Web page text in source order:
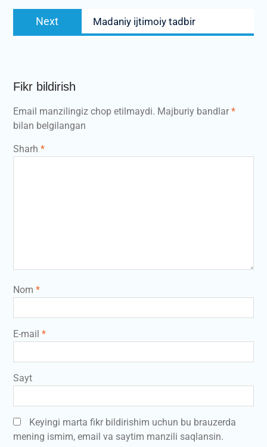
Next
post:
Madaniy ijtimoiy tadbir
Fikr bildirish
Email manzilingiz chop etilmaydi. Majburiy bandlar*
bilan belgilangan
Sharh *
Nom *
E-mail *
Sayt
Keyingi marta fikr bildirishim uchun bu brauzerda
mening ismim, email va saytim manzili saqlansin.